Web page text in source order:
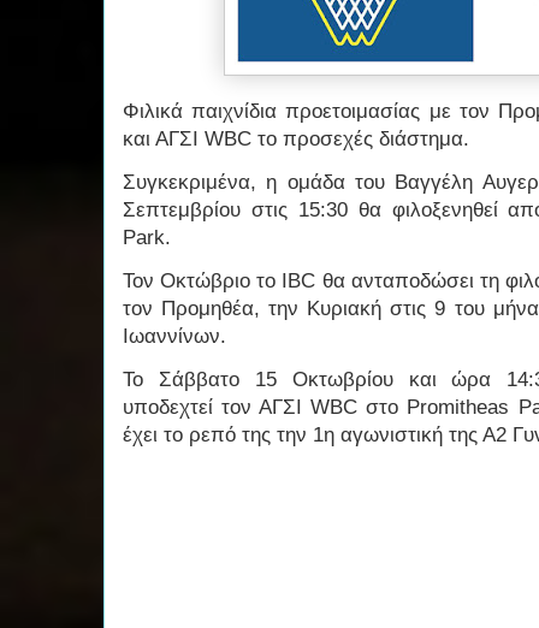
Φιλικά παιχνίδια προετοιμασίας με τον
και ΑΓΣΙ WBC το προσεχές διάστημα.
Συγκεκριμένα, η ομάδα του Βαγγέλη
Σεπτεμβρίου στις 15:30 θα φιλοξενηθεί
Park.
Τον Οκτώβριο το IBC θα ανταποδώσει τη
τον Προμηθέα, την Κυριακή στις 9 του
Ιωαννίνων.
Το Σάββατο 15 Οκτωβρίου και ώρα
υποδεχτεί τον ΑΓΣΙ WBC στο Promitheas
έχει το ρεπό της την 1η αγωνιστική της Α2